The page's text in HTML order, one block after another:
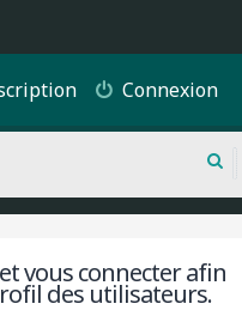
Connexion
e
vous connecter afin
des utilisateurs.